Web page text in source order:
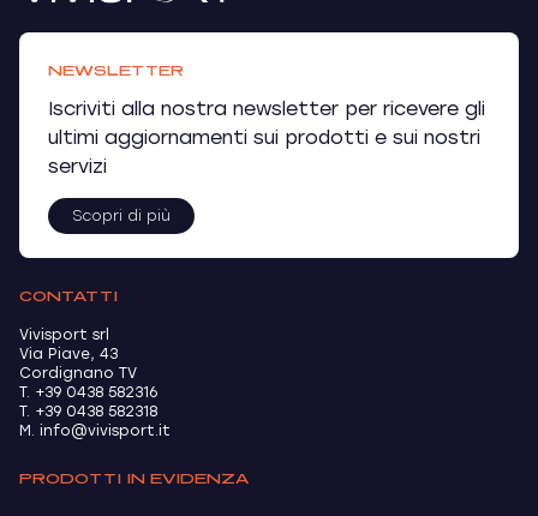
NEWSLETTER
Iscriviti alla nostra newsletter per ricevere gli
ultimi aggiornamenti sui prodotti e sui nostri
servizi
Scopri di più
CONTATTI
Vivisport srl
Via Piave, 43
Cordignano TV
T. +39 0438 582316
T. +39 0438 582318
M. info@vivisport.it
PRODOTTI IN EVIDENZA